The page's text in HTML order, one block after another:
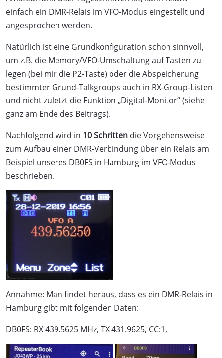
einfach ein DMR-Relais im VFO-Modus eingestellt und
angesprochen werden.
Natürlich ist eine Grundkonfiguration schon sinnvoll,
um z.B. die Memory/VFO-Umschaltung auf Tasten zu
legen (bei mir die P2-Taste) oder die Abspeicherung
bestimmter Grund-Talkgroups auch in RX-Group-Listen
und nicht zuletzt die Funktion „Digital-Monitor“ (siehe
ganz am Ende des Beitrags).
Nachfolgend wird in 10 Schritten die Vorgehensweise
zum Aufbau einer DMR-Verbindung über ein Relais am
Beispiel unseres DB0FS in Hamburg im VFO-Modus
beschrieben.
Annahme: Man findet heraus, dass es ein DMR-Relais in
Hamburg gibt mit folgenden Daten:
DB0FS: RX 439.5625 MHz, TX 431.9625, CC:1,